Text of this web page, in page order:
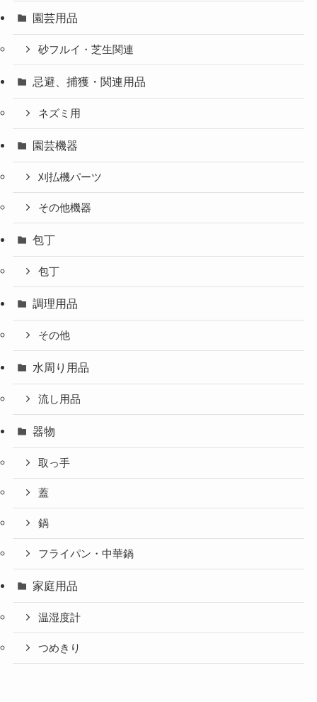
園芸用品
砂フルイ・芝生関連
忌避、捕獲・関連用品
ネズミ用
園芸機器
刈払機パーツ
その他機器
包丁
包丁
調理用品
その他
水周り用品
流し用品
器物
取っ手
蓋
鍋
フライパン・中華鍋
家庭用品
温湿度計
つめきり